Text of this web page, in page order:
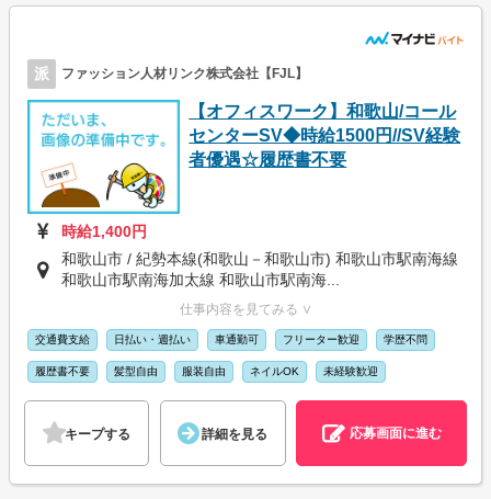
派 ファッション人材リンク株式会社【FJL】
【オフィスワーク】和歌山/コール
センターSV◆時給1500円//SV経験
者優遇☆履歴書不要
時給1,400円
和歌山市 / 紀勢本線(和歌山－和歌山市) 和歌山市駅南海線
和歌山市駅南海加太線 和歌山市駅南海...
仕事内容を見てみる ∨
交通費支給 日払い・週払い 車通勤可 フリーター歓迎 学歴不問
履歴書不要 髪型自由 服装自由 ネイルOK 未経験歓迎
キープする 詳細を見る 応募画面に進む